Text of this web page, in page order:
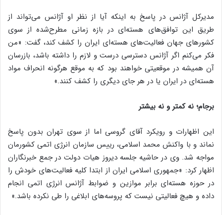
مدیرکل آژانس در پاسخ به اینکه آیا از نظر او آژانس می‌تواند از
طریق این توافق‌های هسته‌ای در بازه ‌زمانی مطرح‌شده از سوی
کشورهای جهان فعالیت‌های هسته‌ای ایران را کشف کند، گفت: «من
فکر می‌کنم اگر آژانس دسترسی درست و لازم را داشته باشد، بازرسان
آن همیشه در موقعیتی خواهند بود که به موقع هرگونه انحراف مواد
هسته‌ای در ایران یا در هر جای دیگری را کشف کنند.»
برجام؛ نه کمتر و نه بیشتر
این اظهارات و رویکرد آقای گروسی اما از سوی تهران بدون پاسخ
نماند و با واکنش محمد اسلامی، رییس سازمان انرژی اتمی کشورمان
مواجه شد. وی در حاشیه جلسه دیروز هیات دولت در جمع خبرنگاران
اظهار کرد: «جمهوری اسلامی ایران از ابتدا کلیه فعالیت‌های خودش را
در حوزه هسته‌ای برابر موازین و ضوابط آژانس انرژی اتمی انجام
داده و هیچ فعالیتی نیست که پروسه‌های ابلاغی را طی نکرده باشد.»